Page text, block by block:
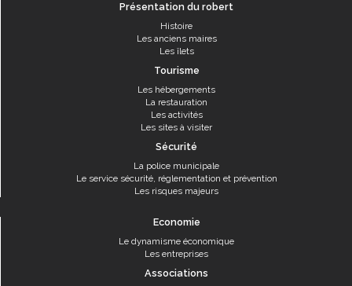
Présentation du robert
Histoire
Les anciens maires
Les îlets
Tourisme
Les hébergements
La restauration
Les activités
Les sites à visiter
Sécurité
La police municipale
Le service sécurité, réglementation et prévention
Les risques majeurs
Economie
Le dynamisme économique
Les entreprises
Associations